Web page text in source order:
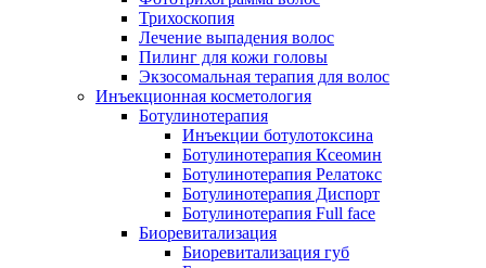
Трихоскопия
Лечение выпадения волос
Пилинг для кожи головы
Экзосомальная терапия для волос
Инъекционная косметология
Ботулинотерапия
Инъекции ботулотоксина
Ботулинотерапия Ксеомин
Ботулинотерапия Релатокс
Ботулинотерапия Диспорт
Ботулинотерапия Full face
Биоревитализация
Биоревитализация губ